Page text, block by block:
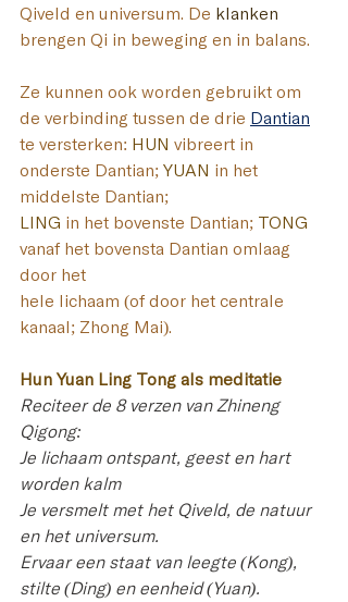
Qiveld en universum. De klanken
brengen Qi in beweging en in balans.
Ze kunnen ook worden gebruikt om
de verbinding tussen de drie Dantian
te versterken: HUN vibreert in
onderste Dantian; YUAN in het
middelste Dantian;
LING in het bovenste Dantian; TONG
vanaf het bovensta Dantian omlaag
door het
hele lichaam (of door het centrale
kanaal; Zhong Mai).
Hun Yuan Ling Tong als meditatie
Reciteer de 8 verzen van Zhineng
Qigong:
Je lichaam ontspant, geest en hart
worden kalm
Je versmelt met het Qiveld, de natuur
en het universum.
Ervaar een staat van leegte (Kong),
stilte (Ding) en eenheid (Yuan).